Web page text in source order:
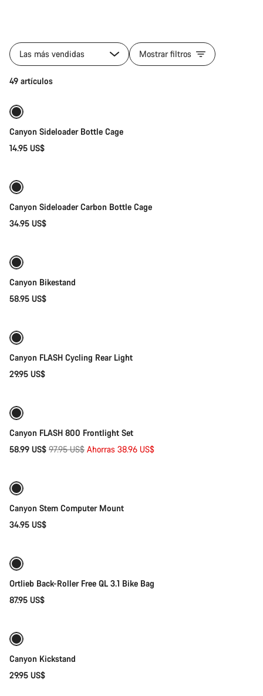
los
productos
la
Fitness
&
Touring
Gear
Las más vendidas Mostrar filtros
49 artículos
Canyon Sideloader Bottle Cage
14.95 US$
Canyon Sideloader Carbon Bottle Cage
34.95 US$
Canyon Bikestand
58.95 US$
Canyon FLASH Cycling Rear Light
29.95 US$
Canyon FLASH 800 Frontlight Set
58.99 US$ Precio
97.95 US$ Ahorras 38.96 US$
Añadir al carrito
Canyon Stem Computer Mount
34.95 US$
Ortlieb Back-Roller Free QL 3.1 Bike Bag
87.95 US$
Canyon Kickstand
29.95 US$